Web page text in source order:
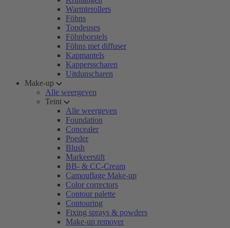
Warmterollers
Föhns
Tondeuses
Föhnborstels
Föhns met diffuser
Kapmantels
Kappersscharen
Uitdunscharen
Make-up
Alle weergeven
Teint
Alle weergeven
Foundation
Concealer
Poeder
Blush
Markeerstift
BB- & CC-Cream
Camouflage Make-up
Color correctors
Contour palette
Contouring
Fixing sprays & powders
Make-up remover